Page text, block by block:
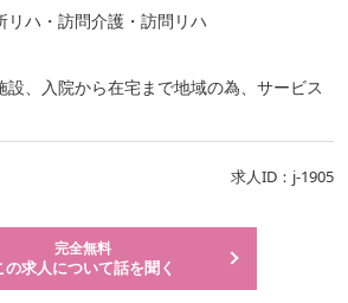
ハ・訪問介護・訪問リハ
設、入院から在宅まで地域の為、サービス
求人ID：j-1905
完全無料
の求人について話を聞く